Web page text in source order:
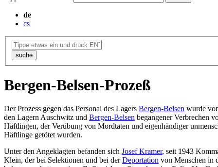
de
cs
suche
Bergen-Belsen-Prozeß
Der Prozess gegen das Personal des Lagers Bergen-Belsen wurde
den Lagern Auschwitz und Bergen-Belsen begangener Verbrechen
Häftlingen, der Verübung von Mordtaten und eigenhändiger
Häftlinge getötet wurden.
Unter den Angeklagten befanden sich Josef Kramer, seit 1943
Klein, der bei Selektionen und bei derDeportation von Menschen in